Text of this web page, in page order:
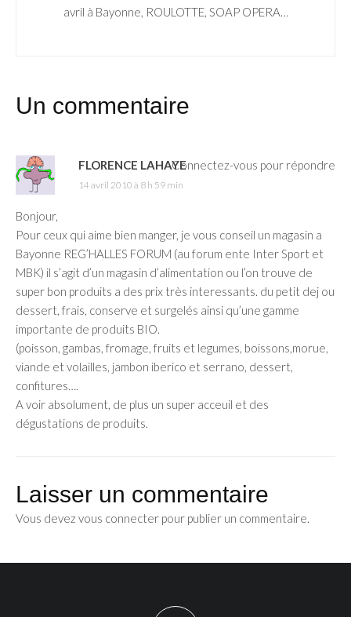
avril à Bayonne, ROULOTTE, SOAP OPERA…
Un commentaire
FLORENCE LAHAYE
14 avril 2010 à 8 h 59 min
Bonjour,
Pour ceux qui aime bien manger, je vous conseil un magasin a
Bayonne REG’HALLES FORUM (au forum ente Inter Sport et
MBK) il s’agit d’un magasin d’alimentation ou l’on trouve de
super bon produits a des prix très interessants. du petit dej ou
dessert, frais, conserve et surgelés ainsi qu’une gamme
importante de produits BIO.
(poisson, gambas, fromage, fruits et legumes, boissons,morue,
viande et volailles, jambon iberico et serrano, dessert,
confitures….
A voir absolument, de plus un super acceuil et des
dégustations de produits.
Connectez-vous pour répondre
Laisser un commentaire
Vous devez vous connecter pour publier un commentaire.